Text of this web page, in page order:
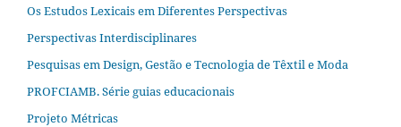
Os Estudos Lexicais em Diferentes Perspectivas
Perspectivas Interdisciplinares
Pesquisas em Design, Gestão e Tecnologia de Têxtil e Moda
PROFCIAMB. Série guias educacionais
Projeto Métricas